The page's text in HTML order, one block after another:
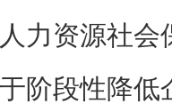
力资源社会
阶段性降低